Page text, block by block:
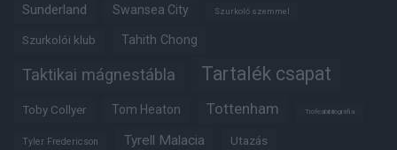
Sunderland Swansea City Szurkoló szemmel
Szurkolói klub Tahith Chong
Taktikai mágnestábla Tartalék csapat
Toby Collyer Tom Heaton Tottenham Trófeabibliográfia
Tyler Fredericson Tyrell Malacia Utazás